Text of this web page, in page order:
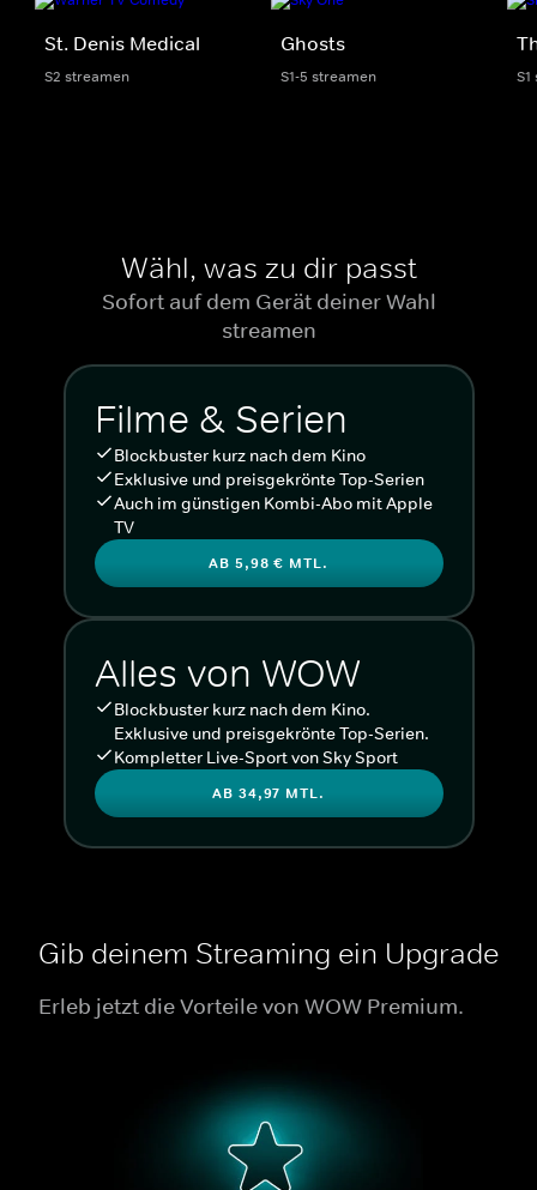
St. Denis Medical
S2 streamen
Ghosts
S1-5 streamen
Wähl, was zu dir passt
Sofort auf dem Gerät deiner Wahl
streamen
Filme & Serien
Blockbuster kurz nach dem Kino
Exklusive und preisgekrönte Top-Serien
Auch im günstigen Kombi-Abo mit Apple
TV
AB 5,98 € MTL.
Alles von WOW
Blockbuster kurz nach dem Kino.
Exklusive und preisgekrönte Top-Serien.
Kompletter Live-Sport von Sky Sport
AB 34,97 MTL.
Gib deinem Streaming ein Upgrade
Erleb jetzt die Vorteile von WOW Premium.